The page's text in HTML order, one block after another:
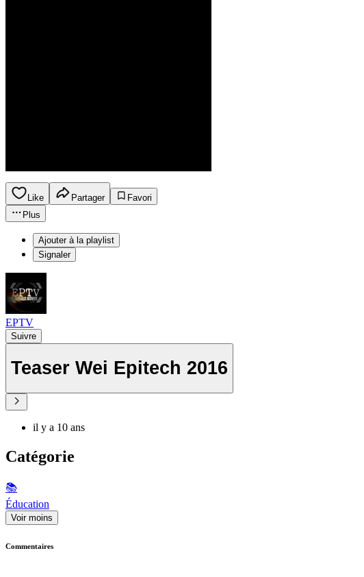
Like Partager
Favori
Plus
Ajouter à la playlist
Signaler
EPTV
Suivre
Teaser Wei Epitech 2016
il y a 10 ans
Catégorie
📚
Éducation
Voir moins
Commentaires